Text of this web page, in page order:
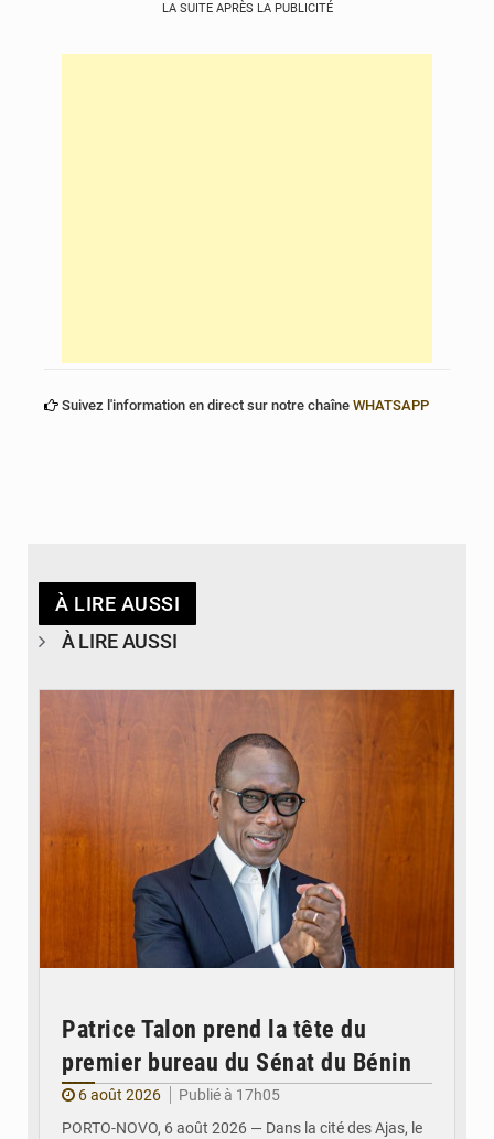
LA SUITE APRÈS LA PUBLICITÉ
Suivez l'information en direct sur notre chaîne WHATSAPP
À LIRE AUSSI
À LIRE AUSSI
Patrice Talon prend la tête du
premier bureau du Sénat du Bénin
6 août 2026
Publié à 17h05
PORTO-NOVO, 6 août 2026 — Dans la cité des Ajas, le